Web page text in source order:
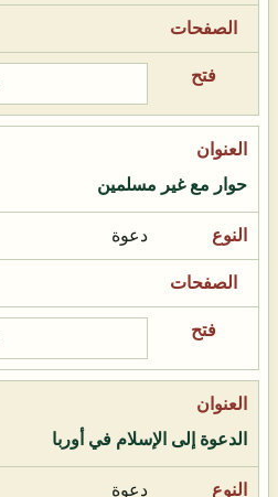
حوار مع غير مسلمين
دعوة
الدعوة إلى الإسلام في أوربا
دعوة